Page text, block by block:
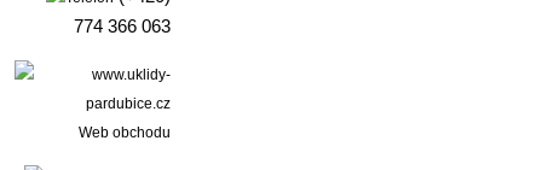
774 366 063
Web obchodu